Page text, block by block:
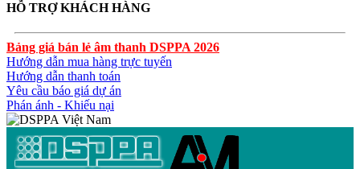
HỖ TRỢ KHÁCH HÀNG
Bảng giá bán lẻ âm thanh DSPPA 2026
Hướng dẫn mua hàng trực tuyến
Hướng dẫn thanh toán
Yêu cầu báo giá dự án
Phán ánh - Khiếu nại